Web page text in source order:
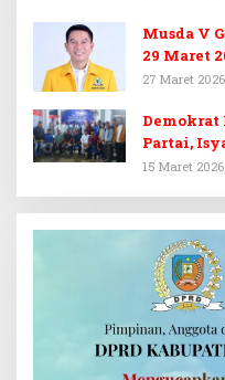
Musda V
29 Maret
untuk
27 Maret 2026
Demokrat
Partai,
15 Maret 2026